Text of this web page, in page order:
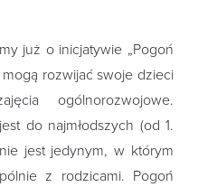
już o inicjatywie „Pogoń
rozwijać swoje dzieci
ogólnorozwojowe.
do najmłodszych (od 1.
jest jedynym, w którym
z rodzicami. Pogoń